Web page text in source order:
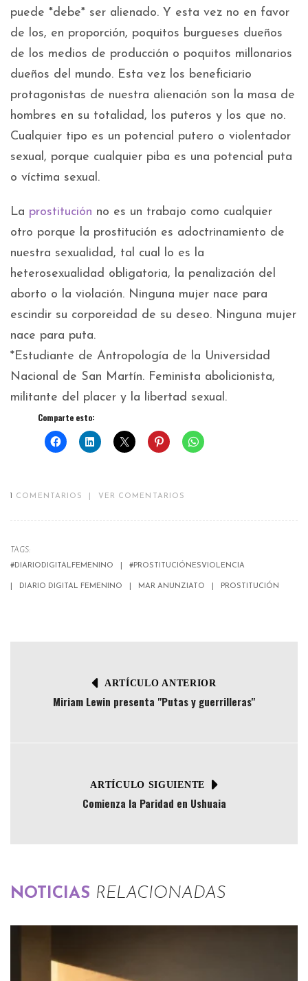
puede *debe* ser alienado. Y esta vez no en favor
de los, en proporción, poquitos burgueses dueños
de los medios de producción o poquitos millonarios
dueños del mundo. Esta vez los beneficiario
protagonistas de nuestra alienación son la masa de
hombres en su totalidad, los puteros y los que no.
Cualquier tipo es un potencial putero o violentador
sexual, porque cualquier piba es una potencial puta
o víctima sexual.
La prostitución no es un trabajo como cualquier
otro porque la prostitución es adoctrinamiento de
nuestra sexualidad, tal cual lo es la
heterosexualidad obligatoria, la penalización del
aborto o la violación. Ninguna mujer nace para
escindir su corporeidad de su deseo. Ninguna mujer
nace para puta.
*Estudiante de Antropología de la Universidad
Nacional de San Martín. Feminista abolicionista,
militante del placer y la libertad sexual.
Comparte esto:
1 COMENTARIOS VER COMENTARIOS
TAGS:
#DIARIODIGITALFEMENINO
#PROSTITUCIÓNESVIOLENCIA
DIARIO DIGITAL FEMENINO MAR ANUNZIATO PROSTITUCIÓN
ARTÍCULO ANTERIOR
Miriam Lewin presenta "Putas y guerrilleras"
ARTÍCULO SIGUIENTE
Comienza la Paridad en Ushuaia
NOTICIAS RELACIONADAS